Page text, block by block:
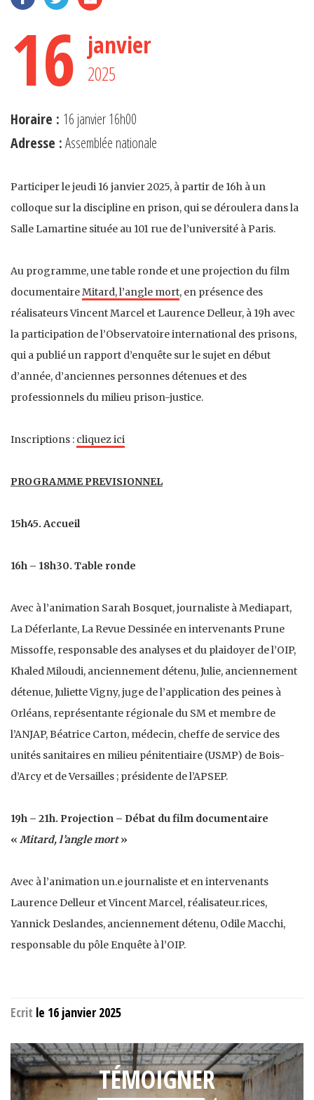
16 janvier
2025
Horaire : 16 janvier 16h00
Adresse :Assemblée nationale
Participer le jeudi 16 janvier 2025, à partir de 16h à un
colloque sur la discipline en prison, qui se déroulera dans la
Salle Lamartine située au 101 rue de l’université à Paris.
Au programme, une table ronde et une projection du film
documentaireMitard, l’angle mort, en présence des
réalisateurs Vincent Marcel et Laurence Delleur, à 19h avec
la participation de l’Observatoire international des prisons,
qui a publié un rapport d’enquête sur le sujet en début
d’année, d’anciennes personnes détenues et des
professionnels du milieu prison-justice.
Inscriptions : cliquez ici
PROGRAMME PREVISIONNEL
15h45. Accueil
16h – 18h30. Table ronde
Avec à l’animation Sarah Bosquet, journaliste à Mediapart,
La Déferlante, La Revue Dessinée en intervenants Prune
Missoffe, responsable des analyses et du plaidoyer de l’OIP,
Khaled Miloudi, anciennement détenu, Julie, anciennement
détenue, Juliette Vigny, juge de l’application des peines à
Orléans, représentante régionale du SM et membre de
l’ANJAP, Béatrice Carton, médecin, cheffe de service des
unités sanitaires en milieu pénitentiaire (USMP) de Bois-
d’Arcy et de Versailles ; présidente de l’APSEP.
19h – 21h. Projection – Débat du film documentaire
« Mitard, l’angle mort»
Avec à l’animation un.e journaliste et en intervenants
Laurence Delleur et Vincent Marcel, réalisateur.rices,
Yannick Deslandes, anciennement détenu, Odile Macchi,
responsable du pôle Enquête à l’OIP.
Ecrit le 16 janvier 2025
TÉMOIGNER